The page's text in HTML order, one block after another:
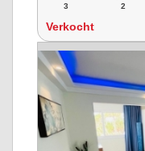
3 2
Verkocht